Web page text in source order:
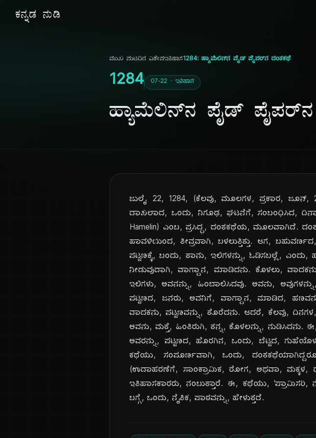
ಕನ್ನಡ ನುಡಿ
ಮುಖ ಪುಟದಿನ ವಿಶೇಷಇತಿಹಾಸ1284: ಹ್ಯಾಮೆಲಿನ್‌ನ ಪೈಡ್ ಪೈಪರ್‌ನ ದಂತಕಥೆ
1284 07-22 · ಇತಿಹಾಸ
ಹ್ಯಾಮೆಲಿನ್‌ನ ಪೈಡ್
ಜುಲೈ 22, 1284, (ಕೆಲವು, ಮೂಲಗಳ, ಪ್ರಕಾರ,
ದಾಖಲಾದ, ಒಂದು, ನಿಗೂಢ, ಘಟನೆಗೆ, ಸಂಬಂಧಿಸಿದ,
Hamelin) ಎಂಬ, ಪ್ರಸಿದ್ಧ, ದಂತಕಥೆಯ, ಮೂಲವಾಗಿದೆ.
ಹಾವಳಿಯಿಂದ, ತೀವ್ರವಾಗಿ, ಬಳಲುತ್ತಿತ್ತು. ಆಗ,
ಪಟ್ಟಣಕ್ಕೆ, ಬಂದು, ತಾನು, ಇಲಿಗಳನ್ನು, ಓಡಿಸಬಲ್ಲೆ,
ನೀಡುವುದಾಗಿ, ವಾಗ್ದಾನ, ಮಾಡಿದನು. ಕೊಳಲು,
ಇಲಿಗಳು, ಅವನನ್ನು, ಹಿಂಬಾಲಿಸಿದವು. ಅವನು,
ಪಟ್ಟಣದ, ಜನರು, ಅವನಿಗೆ, ವಾಗ್ದಾನ, ಮಾಡಿದ,
ವಾದಕನು, ಪಟ್ಟಣವನ್ನು, ತೊರೆದನು. ಆದರೆ, ಕೆಲವು,
ಅವನು, ಮತ್ತೆ, ಹಿಂತಿರುಗಿ, ತನ್ನ, ಕೊಳಲನ್ನು, ನುಡಿಸಿದನು.
ಅವರನ್ನು, ಪಟ್ಟಣದ, ಹೊರಗಿನ, ಒಂದು, ಬೆಟ್ಟದ,
ಕಥೆಯು, ಸಂಪೂರ್ಣವಾಗಿ, ಒಂದು,
(ಉದಾಹರಣೆಗೆ, ಸಾಂಕ್ರಾಮಿಕ, ರೋಗ, ಅಥವಾ, ಮಕ್ಕಳ,
ಇತಿಹಾಸಕಾರರು, ನಂಬುತ್ತಾರೆ. ಈ, ಕಥೆಯು,
ಬಗ್ಗೆ, ಒಂದು, ನೈತಿಕ, ಪಾಠವನ್ನು, ಹೇಳುತ್ತದೆ.